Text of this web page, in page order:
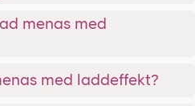
menas med
med laddeffekt?